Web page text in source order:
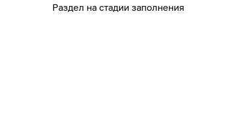
Раздел на стадии заполнения